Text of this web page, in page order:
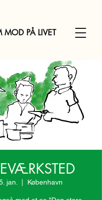
MOD PÅ LIVET
jan. København